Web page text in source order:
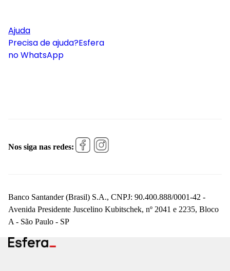
Ajuda
Precisa de ajuda?Esfera
no WhatsApp
Nos siga nas redes:
Banco Santander (Brasil) S.A., CNPJ: 90.400.888/0001-42 -
Avenida Presidente Juscelino Kubitschek, nº 2041 e 2235, Bloco
A - São Paulo - SP